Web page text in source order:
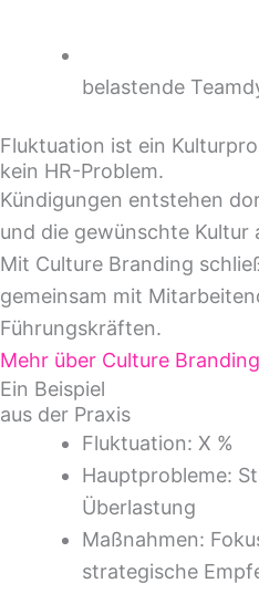
belastende
Fluktuation ist ein
kein HR-Problem.
Kündigungen entstehen
und die gewünschte Kultur
Mit Culture Branding
gemeinsam mit
Führungskräften.
Mehr über Culture Branding
Ein Beispiel
aus der Praxis
Fluktuation: X %
Hauptprobleme:
Überlastung
Maßnahmen:
strategische